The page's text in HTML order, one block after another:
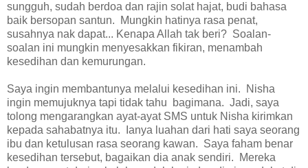
sungguh, sudah berdoa dan rajin solat hajat, budi bahasa
baik bersopan santun.
Mungkin hatinya rasa penat,
susahnya nak dapat... Kenapa Allah tak beri? Soalan-
soalan ini mungkin menyesakkan fikiran, menambah
kesedihan dan kemurungan.
Saya ingin membantunya melalui kesedihan ini.
Nisha
ingin memujuknya tapi tidak tahu
bagimana. Jadi, saya
tolong mengarangkan ayat-ayat SMS untuk Nisha kirimkan
kepada sahabatnya itu.
Ianya luahan dari hati saya seorang
ibu dan ketulusan rasa seorang kawan. Saya faham benar
kesedihan tersebut, bagaikan dia anak sendiri.
Mereka